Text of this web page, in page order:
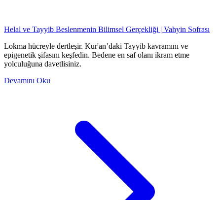
Helal ve Tayyib Beslenmenin Bilimsel Gerçekliği | Vahyin Sofrası
Lokma hücreyle dertleşir. Kur'an’daki Tayyib kavramını ve
epigenetik şifasını keşfedin. Bedene en saf olanı ikram etme
yolculuğuna davetlisiniz.
Devamını Oku